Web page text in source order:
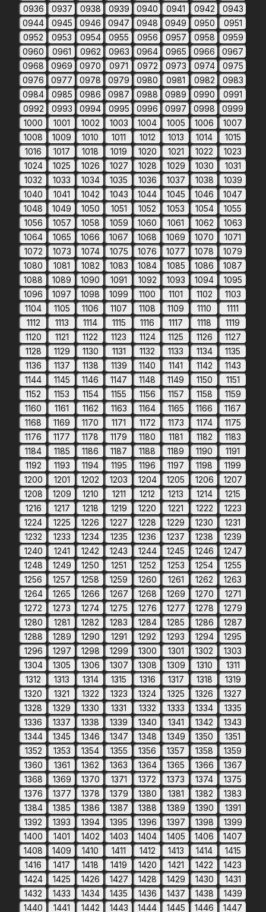
0936
0937 0938 0939 0940 0941 0942
0943
0944
0945 0946 0947 0948 0949 0950
0951
0952
0953 0954 0955 0956 0957 0958
0959
0960
0961 0962 0963 0964 0965 0966
0967
0968
0969 0970 0971 0972 0973 0974
0975
0976
0977 0978 0979 0980 0981 0982
0983
0984
0985 0986 0987 0988 0989 0990
0991
0992
0993 0994 0995 0996 0997 0998
0999
1000
1001 1002 1003 1004 1005 1006
1007
1008
1009 1010 1011 1012 1013 1014
1015
1016
1017 1018 1019 1020 1021 1022
1023
1024
1025 1026 1027 1028 1029 1030
1031
1032
1033 1034 1035 1036 1037 1038
1039
1040
1041 1042 1043 1044 1045 1046
1047
1048
1049 1050 1051 1052 1053 1054
1055
1056
1057 1058 1059 1060 1061 1062
1063
1064
1065 1066 1067 1068 1069 1070
1071
1072
1073 1074 1075 1076 1077 1078
1079
1080
1081 1082 1083 1084 1085 1086
1087
1088
1089 1090 1091 1092 1093 1094
1095
1096
1097 1098 1099 1100 1101 1102
1103
1104
1105 1106 1107 1108 1109 1110
1111
1112
1113 1114 1115 1116 1117 1118
1119
1120
1121 1122 1123 1124 1125 1126
1127
1128
1129 1130 1131 1132 1133 1134
1135
1136
1137 1138 1139 1140 1141 1142
1143
1144
1145 1146 1147 1148 1149 1150
1151
1152
1153 1154 1155 1156 1157 1158
1159
1160
1161 1162 1163 1164 1165 1166
1167
1168
1169 1170 1171 1172 1173 1174
1175
1176
1177 1178 1179 1180 1181 1182
1183
1184
1185 1186 1187 1188 1189 1190
1191
1192
1193 1194 1195 1196 1197 1198
1199
1200
1201 1202 1203 1204 1205 1206
1207
1208
1209 1210 1211 1212 1213 1214
1215
1216
1217 1218 1219 1220 1221 1222
1223
1224
1225 1226 1227 1228 1229 1230
1231
1232
1233 1234 1235 1236 1237 1238
1239
1240
1241 1242 1243 1244 1245 1246
1247
1248
1249 1250 1251 1252 1253 1254
1255
1256
1257 1258 1259 1260 1261 1262
1263
1264
1265 1266 1267 1268 1269 1270
1271
1272
1273 1274 1275 1276 1277 1278
1279
1280
1281 1282 1283 1284 1285 1286
1287
1288
1289 1290 1291 1292 1293 1294
1295
1296
1297 1298 1299 1300 1301 1302
1303
1304
1305 1306 1307 1308 1309 1310
1311
1312
1313 1314 1315 1316 1317 1318
1319
1320
1321 1322 1323 1324 1325 1326
1327
1328
1329 1330 1331 1332 1333 1334
1335
1336
1337 1338 1339 1340 1341 1342
1343
1344
1345 1346 1347 1348 1349 1350
1351
1352
1353 1354 1355 1356 1357 1358
1359
1360
1361 1362 1363 1364 1365 1366
1367
1368
1369 1370 1371 1372 1373 1374
1375
1376
1377 1378 1379 1380 1381 1382
1383
1384
1385 1386 1387 1388 1389 1390
1391
1392
1393 1394 1395 1396 1397 1398
1399
1400
1401 1402 1403 1404 1405 1406
1407
1408
1409 1410 1411 1412 1413 1414
1415
1416
1417 1418 1419 1420 1421 1422
1423
1424
1425 1426 1427 1428 1429 1430
1431
1432
1433 1434 1435 1436 1437 1438
1439
1440
1441 1442 1443 1444 1445 1446 1447